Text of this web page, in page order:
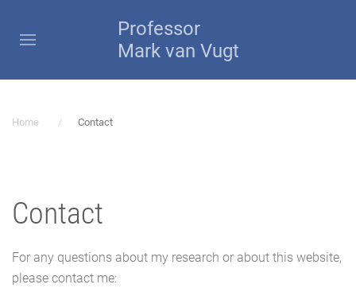
Professor
Mark van Vugt
Home Contact
Contact
For any questions about my research or about this website,
please contact me: